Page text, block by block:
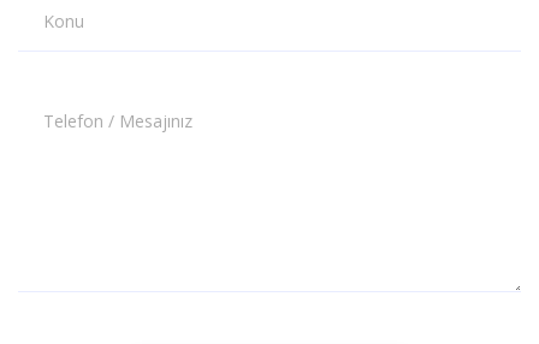
Konu
Telefon / Mesajınız